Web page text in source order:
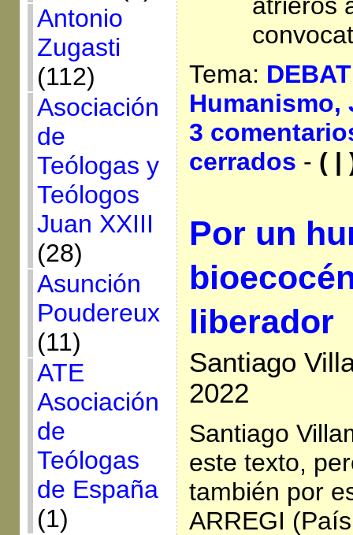
Antonio
Zugasti
(112)
Asociación
de
Teólogas y
Teólogos
Juan XXIII
(28)
Asunción
Poudereux
(11)
ATE
Asociación
de
Teólogas
de España
(1)
Tema:
Humanismo,
3
cerrados - ( |
Por un
liberador
Santiago
2022
Santiago
este texto,
también por
ARREGI